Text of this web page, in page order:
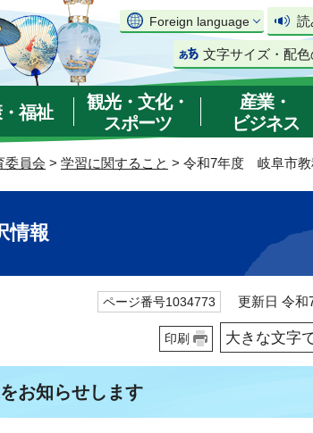
Foreign language
文字サイズ・配色
福祉
観光・文化・
スポーツ
産業・
ビジネス
委員会 > 学習に関すること > 令和7年度 岐阜市教
情報
ページ番号1034773 更新日 令和
印刷 大きな文字
お知らせします